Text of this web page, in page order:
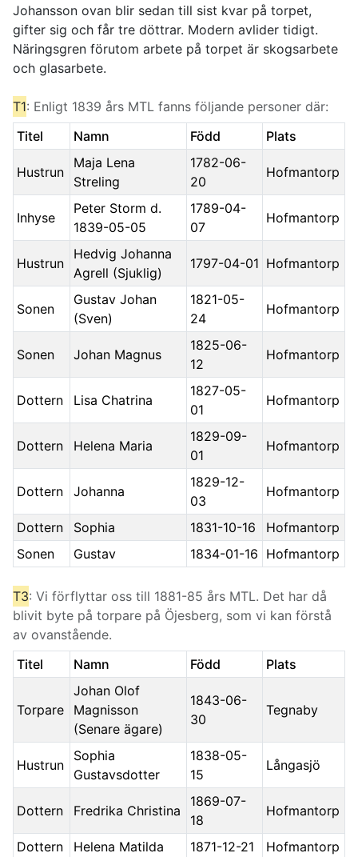
Johansson ovan blir sedan till sist kvar på torpet,
gifter sig och får tre döttrar. Modern avlider tidigt.
Näringsgren förutom arbete på torpet är skogsarbete
och glasarbete.
T1: Enligt 1839 års MTL fanns följande personer där:
Titel
Namn Född Plats
Hustrun
Maja Lena
Streling
1782-06-
20
Hofmantorp
Inhyse
Peter Storm d.
1839-05-05
1789-04-
07
Hofmantorp
Hustrun
Hedvig Johanna
Agrell (Sjuklig)
1797-04-01 Hofmantorp
Sonen
Gustav Johan
(Sven)
1821-05-
24
Hofmantorp
Sonen Johan Magnus
1825-06-
12
Hofmantorp
Dottern Lisa Chatrina
1827-05-
01
Hofmantorp
Dottern Helena Maria
1829-09-
01
Hofmantorp
Dottern Johanna
1829-12-
03
Hofmantorp
Dottern Sophia 1831-10-16
Hofmantorp
Sonen
Gustav 1834-01-16 Hofmantorp
T3: Vi förflyttar oss till 1881-85 års MTL. Det har då
blivit byte på torpare på Öjesberg, som vi kan förstå
av ovanstående.
Titel
Namn Född Plats
Torpare
Johan Olof
Magnisson
(Senare ägare)
1843-06-
30
Tegnaby
Hustrun
Sophia
Gustavsdotter
1838-05-
15
Långasjö
Dottern Fredrika Christina
1869-07-
18
Hofmantorp
Dottern Helena Matilda 1871-12-21 Hofmantorp